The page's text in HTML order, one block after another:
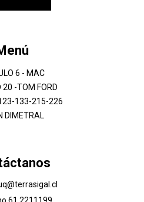
6 - MAC
20 -TOM FORD
133-215-226
DIMETRAL
61 2211199